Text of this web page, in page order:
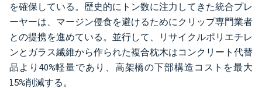
を確保している。歴史的にトン数に注力してきた統合プレ
ーヤーは、マージン侵食を避けるためにクリップ専門業者
との提携を進めている。並行して、リサイクルポリエチレ
ンとガラス繊維から作られた複合枕木はコンクリート代替
品より40%軽量であり、高架橋の下部構造コストを最大
15%削減する。